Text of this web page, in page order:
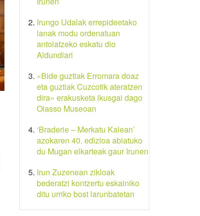
Irungo Udalak errepideetako
lanak modu ordenatuan
antolatzeko eskatu dio
Aldundiari
«Bide guztiak Erromara doaz
eta guztiak Cuzcotik ateratzen
dira» erakusketa ikusgai dago
Oiasso Museoan
‘Braderie – Merkatu Kalean’
azokaren 40. edizioa abiatuko
du Mugan elkarteak gaur Irunen
Irun Zuzenean zikloak
bederatzi kontzertu eskainiko
ditu urriko bost larunbatetan